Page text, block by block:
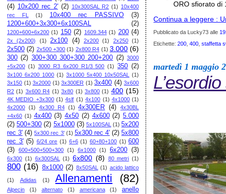
(4) 10x200 rec 2' (2) 10x300SAL R2 (1) 10x400
rec FL
(1) 10x400 rec PASSIVO
(3)
1200+600+3x300+6x100SAL
(2)
1200+600+6x200 (1) 150 (2) 1609.344 (1) 200 (4)
2x (2x200) (1) 2x100 (4) 2x200 (1) 2x250 (1)
2x500 (2) 2x500 +300 (1) 2x800 R4 (1) 3.000 (6)
300 (2) 300+300 300+300 200+200 (2) 3000
+5x200 (1) 3000 R3 6x200 R1/3 500 (1) 350 (2)
3x100 6x200 1000 (1) 3x1000 5x400 10x50SAL
(1)
3x150 (1) 3x2000 (1) 3x300ER (1) 3x400 (4) 3x600
R2 (1) 3x600 R4 (1) 3x80 (1) 3x800 (1) 400 (15)
4K MEDIO +3x300 (1) 4slf (1) 4x100 (1) 4x1000 (1)
4x2000 (1) 4x300 R4 (1) 4x300ER (4)
4x30BL
+4x60 (1) 4x400 (3) 4x50 (2) 4x600 (2) 5.000
(2) 500+300 (2) 5x1000 (3) 5x100SAL (1) 5x200
rec 3' (4) 5x300 rec 3' (1) 5x300 rec 4' (2) 5x800
rec 3' (5) 6/24 ore (1) 6+6 (1) 60+80+100 (1) 600
(3)
600+500+500+300 (1) 6x1000 (1) 6x200 (3)
6x300 (1) 6x300SAL (1) 6x800 (8) 80 metri (1)
800 (16) 8x1000 (2) 8x50SAL (1) acido lattico
(1) Adidas (1) Allenamenti (82)
Alpecin (1) alternato (1) americana (1)
anello
ORO sfiorato di
Continua a leggere :
Pubblicato da Lucky73alle
Etichette:200 ,400 ,staffetta
martedì 1 maggio